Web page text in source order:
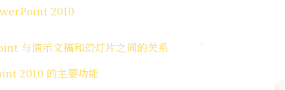
2010
与演示文稿和幻灯片之间的关系
2010 的主要功能